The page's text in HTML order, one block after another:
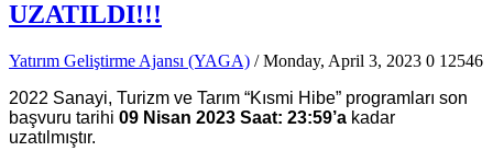
UZATILDI!!!
Yatırım Geliştirme Ajansı (YAGA) / Monday, April 3, 2023 0 12546
2022 Sanayi, Turizm ve Tarım “Kısmi Hibe” programları son
başvuru tarihi 09 Nisan 2023 Saat: 23:59’a kadar
uzatılmıştır.